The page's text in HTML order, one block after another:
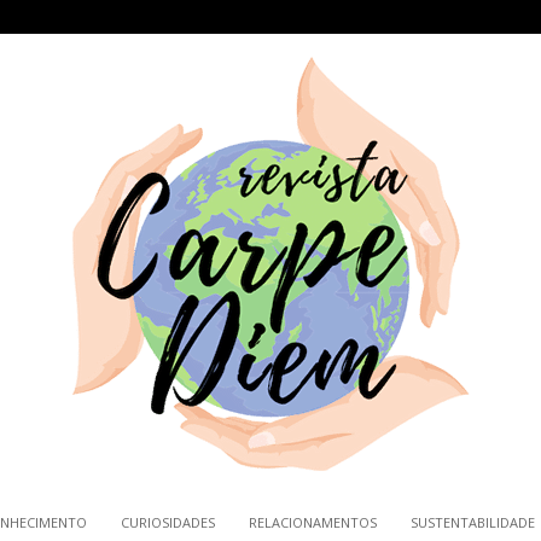
CURIOSIDADES RELACIONAMENTOS SUSTENTABILIDADE